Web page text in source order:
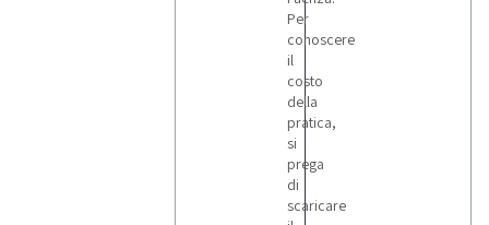
Per
conoscere
il
costo
della
pratica,
si
prega
di
scaricare